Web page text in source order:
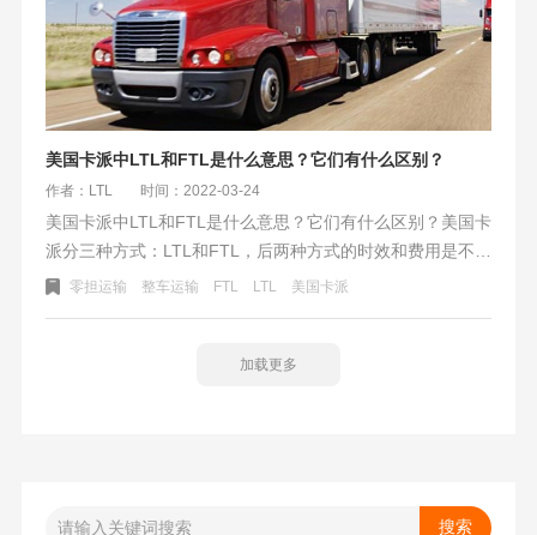
美国卡派中LTL和FTL是什么意思？它们有什么区别？
作者：LTL 时间：2022-03-24
美国卡派中LTL和FTL是什么意思？它们有什么区别？​美国卡
派分三种方式：LTL和FTL，后两种方式的时效和费用是不一
样的。美国尾程除了快递UPS等，就这两种方式在北美的卡
零担运输 整车运输 FTL LTL 美国卡派
加载更多